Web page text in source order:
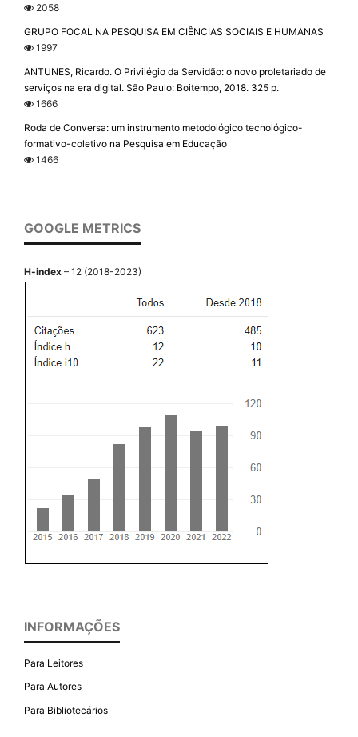
2058
GRUPO FOCAL NA PESQUISA EM CIÊNCIAS SOCIAIS E HUMANAS
1997
ANTUNES, Ricardo. O Privilégio da Servidão: o novo proletariado de
serviços na era digital. São Paulo: Boitempo, 2018. 325 p.
1666
Roda de Conversa: um instrumento metodológico tecnológico-
formativo-coletivo na Pesquisa em Educação
1466
GOOGLE METRICS
H-index – 12 (2018-2023)
INFORMAÇÕES
Para Leitores
Para Autores
Para Bibliotecários